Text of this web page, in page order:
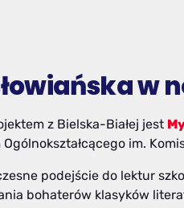
w
z Bielska-Białej jest
im.
podejście do lektur
bohaterów klasyków